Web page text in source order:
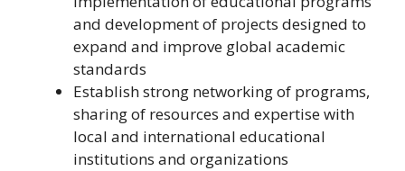
and development of projects designed to
expand and improve global academic
standards
Establish strong networking of programs,
sharing of resources and expertise with
local and international educational
institutions and organizations